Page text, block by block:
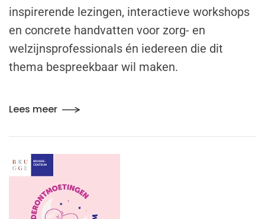
inspirerende lezingen, interactieve workshops
en concrete handvatten voor zorg- en
welzijnsprofessionals én iedereen die dit
thema bespreekbaar wil maken.
Lees meer